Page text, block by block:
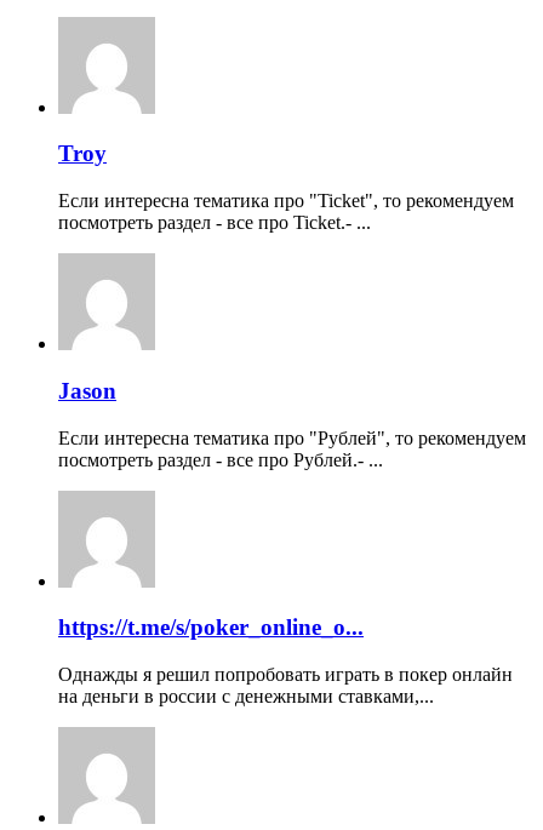
Troy
Если интересна тематика про "Ticket", то рекомендуем
посмотреть раздел - все про Ticket.- ...
Jason
Если интересна тематика про "Рублей", то рекомендуем
посмотреть раздел - все про Рублей.- ...
https://t.me/s/poker_online_o...
Однажды я решил попробовать играть в покер онлайн
на деньги в россии с денежными ставками,...